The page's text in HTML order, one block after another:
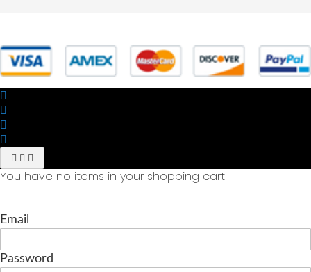
You have no items in your shopping cart
Email
Password